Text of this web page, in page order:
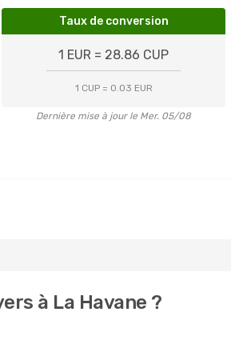
Taux de conversion
1 EUR = 28.86 CUP
1 CUP = 0.03 EUR
Dernière mise à jour le Mer. 05/08
à La Havane ?